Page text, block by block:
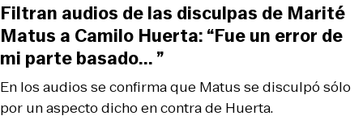
En los audios se confirma que Matus se disculpó sólo
por un aspecto dicho en contra de Huerta.
Filtran audios de las disculpas de Marité
Matus a Camilo Huerta: “Fue un error de
mi parte basado... ”